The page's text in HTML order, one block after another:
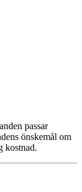
passar
önskemål om
kostnad.